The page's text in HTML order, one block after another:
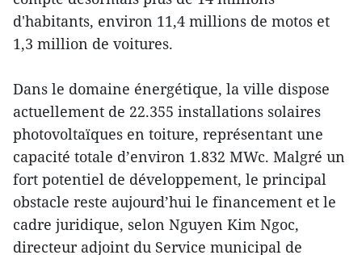
d'habitants, environ 11,4 millions de motos et
1,3 million de voitures.
Dans le domaine énergétique, la ville dispose
actuellement de 22.355 installations solaires
photovoltaïques en toiture, représentant une
capacité totale d’environ 1.832 MWc. Malgré un
fort potentiel de développement, le principal
obstacle reste aujourd’hui le financement et le
cadre juridique, selon Nguyen Kim Ngoc,
directeur adjoint du Service municipal de